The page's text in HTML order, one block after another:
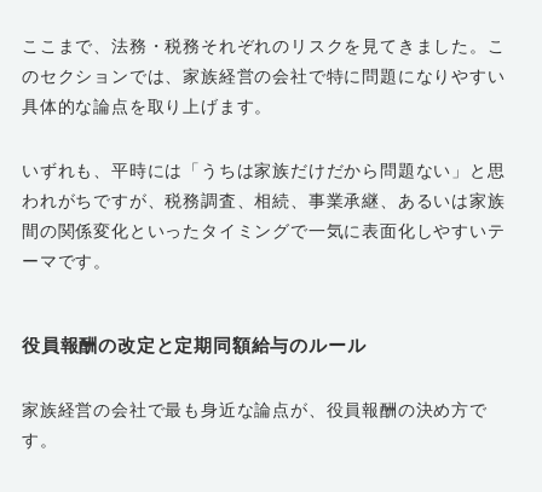
ここまで、法務・税務それぞれのリスクを見てきました。こ
のセクションでは、家族経営の会社で特に問題になりやすい
具体的な論点を取り上げます。
いずれも、平時には「うちは家族だけだから問題ない」と思
われがちですが、税務調査、相続、事業承継、あるいは家族
間の関係変化といったタイミングで一気に表面化しやすいテ
ーマです。
役員報酬の改定と定期同額給与のルール
家族経営の会社で最も身近な論点が、役員報酬の決め方で
す。